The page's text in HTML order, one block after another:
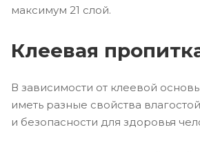
максимум 21 слой.
Клеевая
В зависимости от клеевой
иметь разные свойства
и безопасности для здоровья